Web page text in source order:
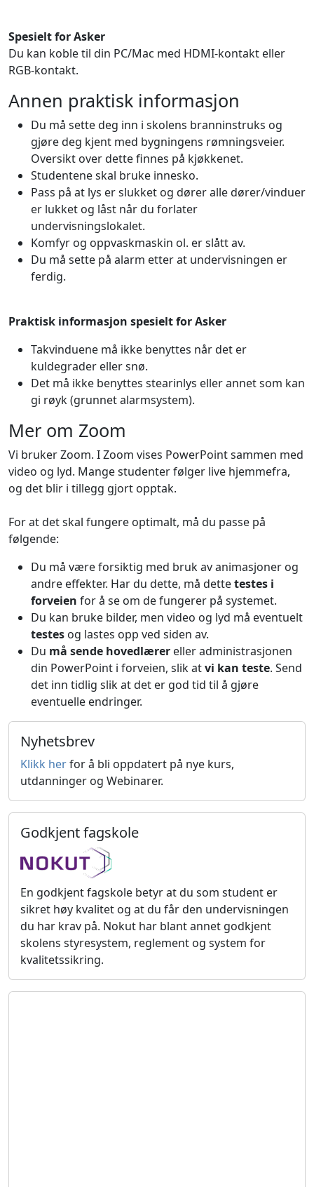
Spesielt for Asker
Du kan koble til din PC/Mac med HDMI-kontakt eller
RGB-kontakt.
Annen praktisk informasjon
Du må sette deg inn i skolens branninstruks og
gjøre deg kjent med bygningens rømningsveier.
Oversikt over dette finnes på kjøkkenet.
Studentene skal bruke innesko.
Pass på at lys er slukket og dører alle dører/vinduer
er lukket og låst når du forlater
undervisningslokalet.
Komfyr og oppvaskmaskin ol. er slått av.
Du må sette på alarm etter at undervisningen er
ferdig.
Praktisk informasjon spesielt for Asker
Takvinduene må ikke benyttes når det er
kuldegrader eller snø.
Det må ikke benyttes stearinlys eller annet som kan
gi røyk (grunnet alarmsystem).
Mer om Zoom
Vi bruker Zoom. I Zoom vises PowerPoint sammen med
video og lyd. Mange studenter følger live hjemmefra,
og det blir i tillegg gjort opptak.
For at det skal fungere optimalt, må du passe på
følgende:
Du må være forsiktig med bruk av animasjoner og
andre effekter. Har du dette, må dettetestes i
forveien for å se om de fungerer på systemet.
Du kan bruke bilder, men video og lyd må eventuelt
testes og lastes opp ved siden av.
Du må sende hovedlærer eller administrasjonen
din PowerPoint i forveien, slik atvi kan teste. Send
det inn tidlig slik at det er god tid til å gjøre
eventuelle endringer.
Nyhetsbrev
Klikk herfor å bli oppdatert på nye kurs,
utdanninger og Webinarer.
Godkjent fagskole
En godkjent fagskole betyr at du som student er
sikret høy kvalitet og at du får den undervisningen
du har krav på. Nokut har blant annet godkjent
skolens styresystem, reglement og system for
kvalitetssikring.